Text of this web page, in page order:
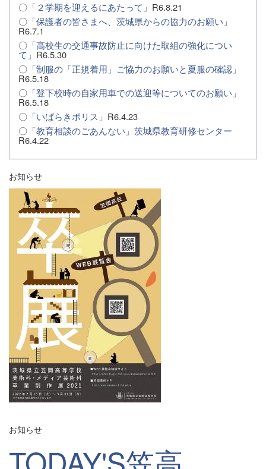
〇 「２学期を迎えるにあたって」 R6.8.21
〇 「保護者の皆さまへ、茨城県からの協力のお願い 」
R6.7.1
〇 「高校生の交通事故防止に向けた取組の強化につい
て」 R6.5.30
〇 「制服の「正規着用」ご協力のお願いと夏服の確認」
R6.5.18
〇 「登下校時の自家用車での送迎等についてのお願い」
R6.5.18
〇 「いばらきポリス」 R6.4.23
〇 「教育相談のごあんない」茨城県教育研修センター
R6.4.22
お知らせ
お知らせ